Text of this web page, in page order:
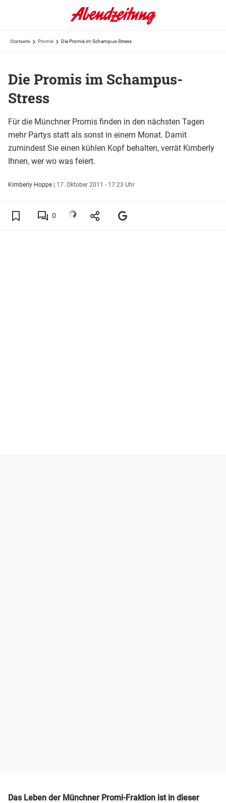
Startseite Promis Die Promis im Schampus-Stress
Die Promis im Schampus-
Stress
Für die Münchner Promis finden in den nächsten Tagen
mehr Partys statt als sonst in einem Monat. Damit
zumindest Sie einen kühlen Kopf behalten, verrät Kimberly
Ihnen, wer wo was feiert.
Kimberly Hoppe | 17. Oktober 2011 - 17:23 Uhr
0
Das Leben der Münchner Promi-Fraktion ist in dieser